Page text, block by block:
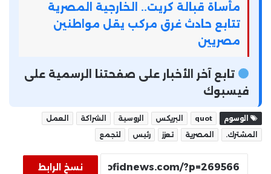
مأساة قبالة كريت.. الخارجية المصرية
تتابع حادث غرق مركب يقل مواطنين
مصريين
تابع آخر الأخبار على صفحتنا الرسمية على
فيسبوك
الوسوم quot البريكس الروسية الشراكة
العمل
المشترك.
المصرية تعزز رئيس لتجمع
نسخ الرابط